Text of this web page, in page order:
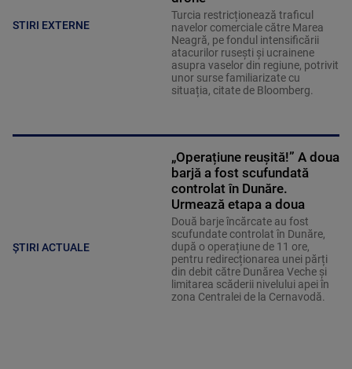
STIRI EXTERNE
Turcia restricționează traficul
navelor comerciale către Marea
Neagră, pe fondul intensificării
atacurilor rusești și ucrainene
asupra vaselor din regiune, potrivit
unor surse familiarizate cu
situația, citate de Bloomberg.
ȘTIRI ACTUALE
„Operațiune reușită!” A doua
barjă a fost scufundată
controlat în Dunăre.
Urmează etapa a doua
Două barje încărcate au fost
scufundate controlat în Dunăre,
după o operațiune de 11 ore,
pentru redirecționarea unei părți
din debit către Dunărea Veche și
limitarea scăderii nivelului apei în
zona Centralei de la Cernavodă.